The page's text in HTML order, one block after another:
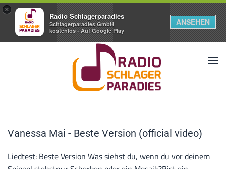
×
Radio Schlagerparadies
Schlagerparadies GmbH
kostenlos - Auf Google Play
ANSEHEN
Vanessa Mai - Beste Version (official video)
Liedtest: Beste Version Was siehst du, wenn du vor deinem